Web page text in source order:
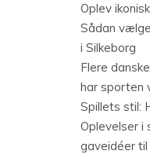
Oplev
Sådan
i Silkeborg
Flere
har sporten
Spillets stil:
Oplevelser i
gaveidéer